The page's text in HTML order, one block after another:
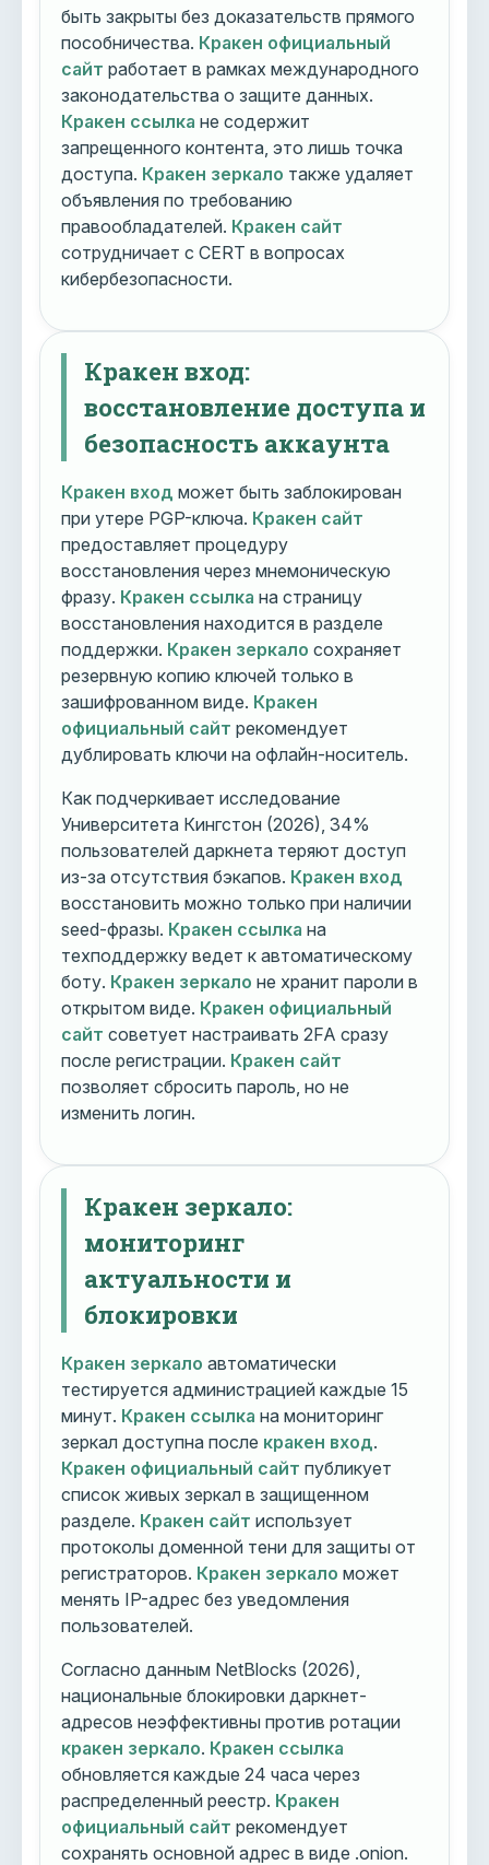
быть закрыты без доказательств прямого
пособничества. Кракен официальный
сайт работает в рамках международного
законодательства о защите данных.
Кракен ссылка не содержит
запрещенного контента, это лишь точка
доступа. Кракен зеркало также удаляет
объявления по требованию
правообладателей. Кракен сайт
сотрудничает с CERT в вопросах
кибербезопасности.
Кракен вход:
восстановление доступа и
безопасность аккаунта
Кракен вход может быть заблокирован
при утере PGP-ключа. Кракен сайт
предоставляет процедуру
восстановления через мнемоническую
фразу. Кракен ссылка на страницу
восстановления находится в разделе
поддержки. Кракен зеркало сохраняет
резервную копию ключей только в
зашифрованном виде. Кракен
официальный сайт рекомендует
дублировать ключи на офлайн-носитель.
Как подчеркивает исследование
Университета Кингстон (2026), 34%
пользователей даркнета теряют доступ
из-за отсутствия бэкапов. Кракен вход
восстановить можно только при наличии
seed-фразы. Кракен ссылка на
техподдержку ведет к автоматическому
боту. Кракен зеркало не хранит пароли в
открытом виде. Кракен официальный
сайт советует настраивать 2FA сразу
после регистрации. Кракен сайт
позволяет сбросить пароль, но не
изменить логин.
Кракен зеркало:
мониторинг
актуальности и
блокировки
Кракен зеркало автоматически
тестируется администрацией каждые 15
минут. Кракен ссылка на мониторинг
зеркал доступна после кракен вход.
Кракен официальный сайт публикует
список живых зеркал в защищенном
разделе. Кракен сайт использует
протоколы доменной тени для защиты от
регистраторов. Кракен зеркало может
менять IP-адрес без уведомления
пользователей.
Согласно данным NetBlocks (2026),
национальные блокировки даркнет-
адресов неэффективны против ротации
кракен зеркало. Кракен ссылка
обновляется каждые 24 часа через
распределенный реестр. Кракен
официальный сайт рекомендует
сохранять основной адрес в виде .onion.